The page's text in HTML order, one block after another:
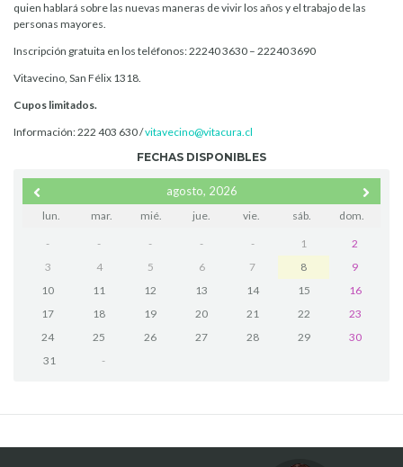
quien hablará sobre las nuevas maneras de vivir los años y el trabajo de las
personas mayores.
Inscripción gratuita en los teléfonos: 22240 3630 – 22240 3690
Vitavecino, San Félix 1318.
Cupos limitados.
Información: 222 403 630 /vitavecino@vitacura.cl
FECHAS DISPONIBLES
agosto, 2026
lun. mar. mié. jue. vie. sáb. dom.
- - - - - 1
2
3
4 5 6 7 8
9
10
11 12 13 14 15
16
17
18 19 20 21 22
23
24
25 26 27 28 29
30
31
-